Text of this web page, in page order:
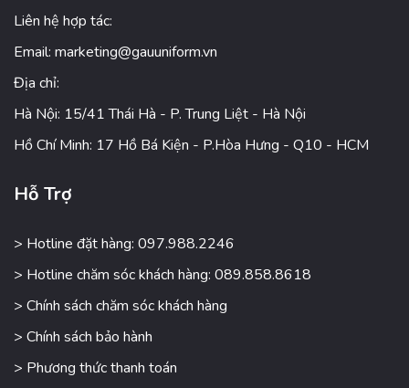
Liên hệ hợp tác:
Email: marketing@gauuniform.vn
Địa chỉ:
Hà Nội: 15/41 Thái Hà - P. Trung Liệt - Hà Nội
Hồ Chí Minh: 17 Hồ Bá Kiện - P.Hòa Hưng - Q10 - HCM
Hỗ Trợ
> Hotline đặt hàng: 097.988.2246
> Hotline chăm sóc khách hàng: 089.858.8618
> Chính sách chăm sóc khách hàng
> Chính sách bảo hành
> Phương thức thanh toán